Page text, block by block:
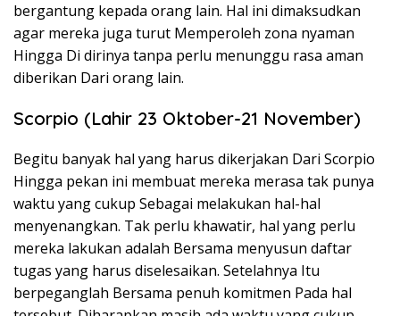
bergantung kepada orang lain. Hal ini dimaksudkan
agar mereka juga turut Memperoleh zona nyaman
Hingga Di dirinya tanpa perlu menunggu rasa aman
diberikan Dari orang lain.
Scorpio (Lahir 23 Oktober-21 November)
Begitu banyak hal yang harus dikerjakan Dari Scorpio
Hingga pekan ini membuat mereka merasa tak punya
waktu yang cukup Sebagai melakukan hal-hal
menyenangkan. Tak perlu khawatir, hal yang perlu
mereka lakukan adalah Bersama menyusun daftar
tugas yang harus diselesaikan. Setelahnya Itu
berpeganglah Bersama penuh komitmen Pada hal